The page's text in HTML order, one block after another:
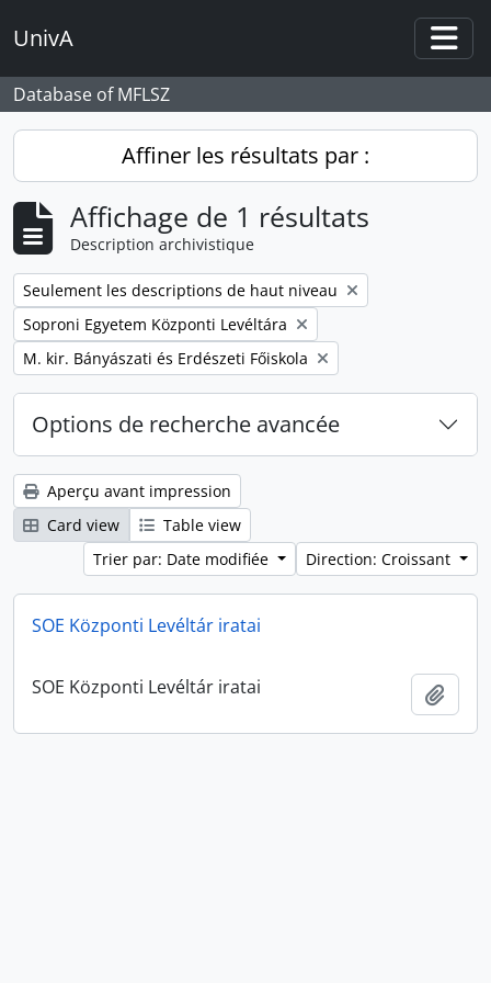
UnivA
Database of MFLSZ
Affiner les résultats par :
Affichage de 1 résultats
Description archivistique
Remove filter:
Seulement les descriptions de haut niveau
Remove filter:
Soproni Egyetem Központi Levéltára
Remove filter:
M. kir. Bányászati és Erdészeti Főiskola
Options de recherche avancée
Aperçu avant impression
Card view
Table view
Trier par: Date modifiée
Direction: Croissant
SOE Központi Levéltár iratai
SOE Központi Levéltár iratai